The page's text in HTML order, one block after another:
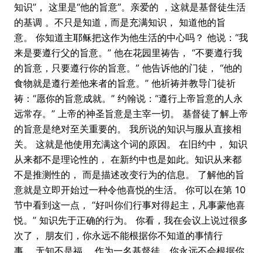
知识”， 这里是“他的旨意”。亲爱的 ，这就是基督徒生活
的基调 。不只是知道，而是充满知识， 知道他的旨
意。 你知道主耶稣把这作为他生活的中心吗？ 他说：“我
来是要遵行父的旨意。” 他在花园里祷告， “不要遵行我
的旨意，只要遵行你的旨意。” 他告诉他的门徒， “他的
食物就是遵行差他来者的旨意。” 他祈祷并教导门徒祈
祷：“愿你的旨意成就。” 约翰说：“遵行上帝旨意的人永
远常存。” 上帝的神圣旨意是主宰一切。 基督徒了解上帝
的旨意是绝对至关重要的。 我所说的知识与服从直接相
关。 这就是他使用充满这个词的原因。 在旧约中， 知识
从来都不是理论性的， 在新约中也是如此。知识从来都
不是推测性的， 而是描述改变行为的信息。 了解他的旨
意就是立即开始过一种令他喜悦的生活。 你可以在第 10
节中看到这一点， “好叫你们行事对得起主，凡事蒙他喜
悦。” 知识先于正确的行为。 你看，我在会议上说过很多
次了， 朋友们，你永远不能根据你不知道的事情行
事。 无知不是福。 作为一名基督徒，你永远不会根据你